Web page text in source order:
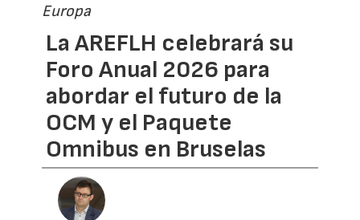
Europa
La AREFLH celebrará su
Foro Anual 2026 para
abordar el futuro de la
OCM y el Paquete
Omnibus en Bruselas